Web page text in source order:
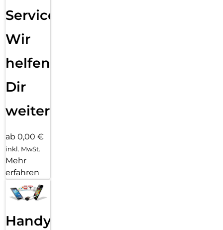
Service:
Wir
helfen
Dir
weiter
ab 0,00 €
inkl. MwSt.
Mehr
erfahren
Handy